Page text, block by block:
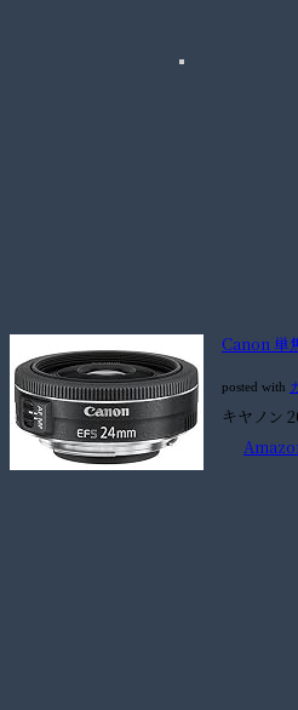
Canon 単
posted with
キヤノン